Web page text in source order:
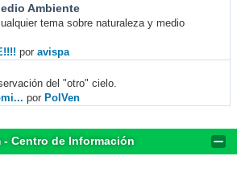
Ambiente
tema sobre naturaleza y medio
por avispa
del "otro" cielo.
por PolVen
- Centro de Información